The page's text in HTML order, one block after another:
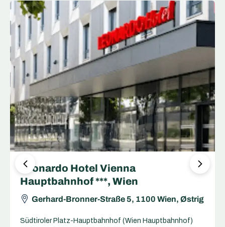
Leonardo Hotel Vienna
Hauptbahnhof ***, Wien
Gerhard-Bronner-Straße 5, 1100 Wien, Østrig
Südtiroler Platz-Hauptbahnhof (Wien Hauptbahnhof)